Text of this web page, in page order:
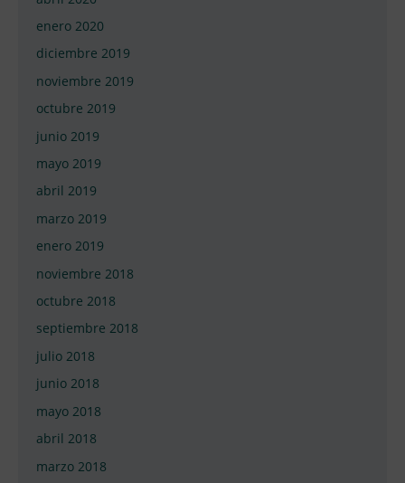
enero 2020
diciembre 2019
noviembre 2019
octubre 2019
junio 2019
mayo 2019
abril 2019
marzo 2019
enero 2019
noviembre 2018
octubre 2018
septiembre 2018
julio 2018
junio 2018
mayo 2018
abril 2018
marzo 2018